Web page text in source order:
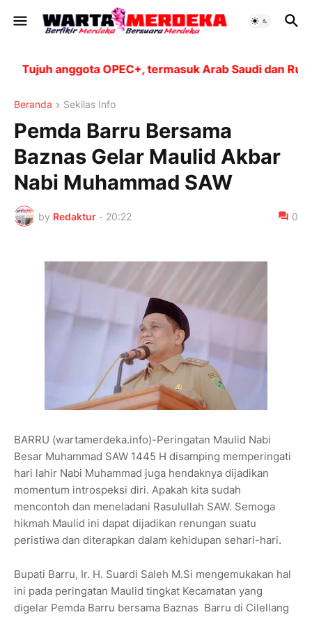
anggota OPEC+, termasuk Arab Saudi dan Rusia,
Beranda Sekilas Info
Pemda Barru Bersama
Baznas Gelar Maulid Akbar
Nabi Muhammad SAW
by Redaktur - 20:22 0
BARRU (wartamerdeka.info)-Peringatan Maulid Nabi
Besar Muhammad SAW 1445 H disamping memperingati
hari lahir Nabi Muhammad juga hendaknya dijadikan
momentum introspeksi diri. Apakah kita sudah
mencontoh dan meneladani Rasulullah SAW. Semoga
hikmah Maulid ini dapat dijadikan renungan suatu
peristiwa dan diterapkan dalam kehidupan sehari-hari.
Bupati Barru, Ir. H. Suardi Saleh M.Si mengemukakan hal
ini pada peringatan Maulid tingkat Kecamatan yang
digelar Pemda Barru bersama Baznas Barru di Cilellang